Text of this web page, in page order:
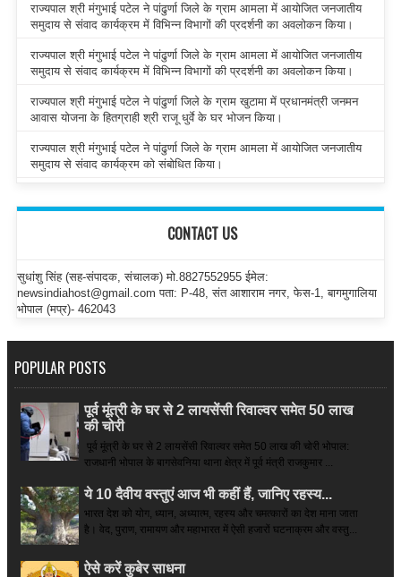
राज्यपाल श्री मंगुभाई पटेल ने पांढुर्णा जिले के ग्राम आमला में आयोजित जनजातीय
समुदाय से संवाद कार्यक्रम में विभिन्न विभागों की प्रदर्शनी का अवलोकन किया।
राज्यपाल श्री मंगुभाई पटेल ने पांढुर्णा जिले के ग्राम आमला में आयोजित जनजातीय
समुदाय से संवाद कार्यक्रम में विभिन्न विभागों की प्रदर्शनी का अवलोकन किया।
राज्यपाल श्री मंगुभाई पटेल ने पांढुर्णा जिले के ग्राम खुटामा में प्रधानमंत्री जनमन
आवास योजना के हितग्राही श्री राजू धुर्वे के घर भोजन किया।
राज्यपाल श्री मंगुभाई पटेल ने पांढुर्णा जिले के ग्राम आमला में आयोजित जनजातीय
समुदाय से संवाद कार्यक्रम को संबोधित किया।
CONTACT US
सुधांशु सिंह (सह-संपादक, संचालक) मो.8827552955 ईमेल:
newsindiahost@gmail.com पता: P-48, संत आशाराम नगर, फेस-1, बागमुगालिया
भोपाल (मप्र)- 462043
POPULAR POSTS
पूर्व मूंत्री के घर से 2 लायसेंसी रिवाल्वर समेत 50 लाख
की चोरी
पूर्व मूंत्री के घर से 2 लायसेंसी रिवाल्वर समेत 50 लाख की चोरी भोपाल:
राजधानी भोपाल के बागसेवनिया थाना क्षेत्र में पूर्व मंत्री राजकुमार ...
ये 10 दैवीय वस्तुएं आज भी कहीं हैं, जानिए रहस्य...
भारत देश को योग, ध्यान, अध्यात्म, रहस्य और चमत्कारों का देश माना जाता
है। वेद, पुराण, रामायण और महाभारत में ऐसी हजारों घटनाक्रम और वस्तु...
ऐसे करें कुबेर साधना